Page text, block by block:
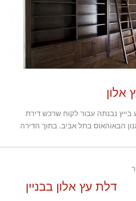
נבנתה עבור לקוח שרכש דירת
הבאוהאוס בתל אביב. בתוך הדירה
דלת עץ אלון בבניין